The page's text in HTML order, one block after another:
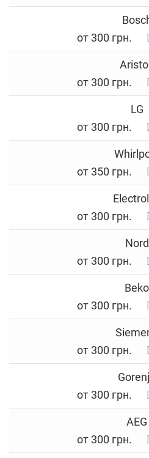
от 300 грн.
от 300 грн.
LG
от 300 грн.
от 350 грн.
от 300 грн.
Nord
от 300 грн.
Beko
от 300 грн.
от 300 грн.
от 300 грн.
AEG
от 300 грн.